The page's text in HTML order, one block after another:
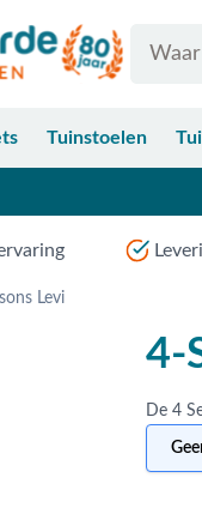
Tuinstoelen
Levi
4-